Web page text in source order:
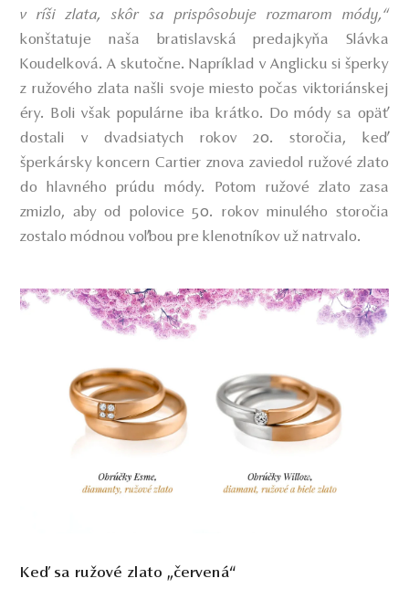
v ríši zlata, skôr sa prispôsobuje rozmarom módy,“
konštatuje naša bratislavská predajkyňa Slávka
Koudelková. A skutočne. Napríklad v Anglicku si šperky
z ružového zlata našli svoje miesto počas viktoriánskej
éry. Boli však populárne iba krátko. Do módy sa opäť
dostali v dvadsiatych rokov 20. storočia, keď
šperkársky koncern Cartier znova zaviedol ružové zlato
do hlavného prúdu módy. Potom ružové zlato zasa
zmizlo, aby od polovice 50. rokov minulého storočia
zostalo módnou voľbou pre klenotníkov už natrvalo.
Keď sa ružové zlato „červená“